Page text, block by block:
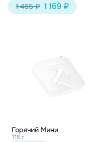
1 465 ₽ 1 169 ₽
Горячий Мини
715 г